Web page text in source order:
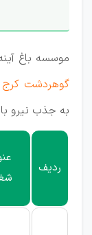
موسسه باغ آینه با 15 سال سابقه فعالیت
گوهردشت کرج
به جذب نیرو
ردیف